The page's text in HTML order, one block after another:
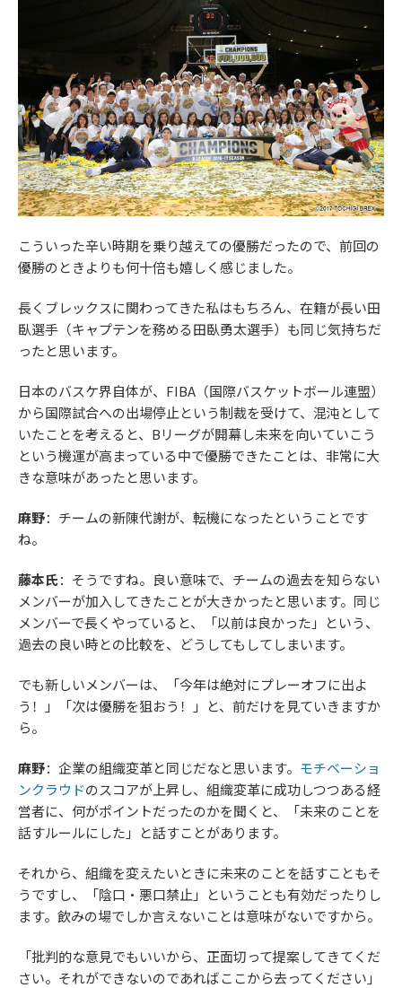
こういった辛い時期を乗り越えての優勝だったので、前回の
優勝のときよりも何十倍も嬉しく感じました。
長くブレックスに関わってきた私はもちろん、在籍が長い田
臥選手（キャプテンを務める田臥勇太選手）も同じ気持ちだ
ったと思います。
日本のバスケ界自体が、FIBA（国際バスケットボール連盟）
から国際試合への出場停止という制裁を受けて、混沌として
いたことを考えると、Bリーグが開幕し未来を向いていこう
という機運が高まっている中で優勝できたことは、非常に大
きな意味があったと思います。
麻野：チームの新陳代謝が、転機になったということです
ね。
藤本氏：そうですね。良い意味で、チームの過去を知らない
メンバーが加入してきたことが大きかったと思います。同じ
メンバーで長くやっていると、「以前は良かった」という、
過去の良い時との比較を、どうしてもしてしまいます。
でも新しいメンバーは、「今年は絶対にプレーオフに出よ
う！」「次は優勝を狙おう！」と、前だけを見ていきますか
ら。
麻野：企業の組織変革と同じだなと思います。 モチベーショ
ンクラウドのスコアが上昇し、組織変革に成功しつつある経
営者に、何がポイントだったのかを聞くと、「未来のことを
話すルールにした」と話すことがあります。
それから、組織を変えたいときに未来のことを話すこともそ
うですし、「陰口・悪口禁止」ということも有効だったりし
ます。飲みの場でしか言えないことは意味がないですから。
「批判的な意見でもいいから、正面切って提案してきてくだ
さい。それができないのであればここから去ってください」